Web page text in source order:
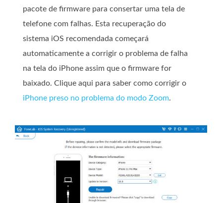
pacote de firmware para consertar uma tela de
telefone com falhas. Esta recuperação do
sistema iOS recomendada começará
automaticamente a corrigir o problema de falha
na tela do iPhone assim que o firmware for
baixado. Clique aqui para saber como corrigir o
iPhone preso no problema do modo Zoom.